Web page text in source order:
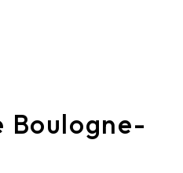
Boulogne-